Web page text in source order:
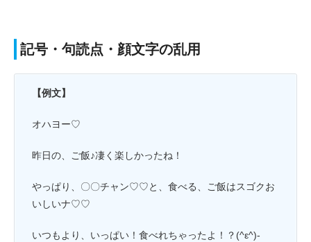
記号・句読点・顔文字の乱用
【例文】
オハヨー♡
昨日の、ご飯♪凄く楽しかったね！
やっぱり、〇〇チャン♡♡と、食べる、ご飯はスゴクお
いしいナ♡♡
いつもより、いっぱい！食べれちゃったよ！？(^ε^)-